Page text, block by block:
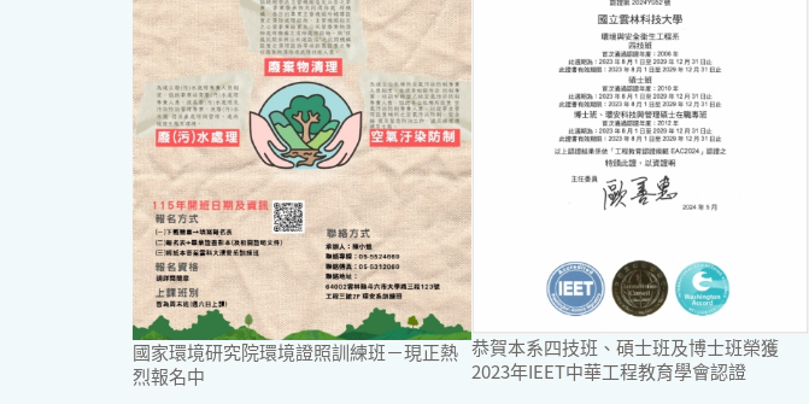
國家環境研究院環境證照訓練班－現正熱
烈報名中
恭賀本系四技班、碩士班及博士班榮獲
2023年IEET中華工程教育學會認證